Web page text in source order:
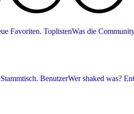
Favoriten. ToplistenWas die
BenutzerWer shaked was?